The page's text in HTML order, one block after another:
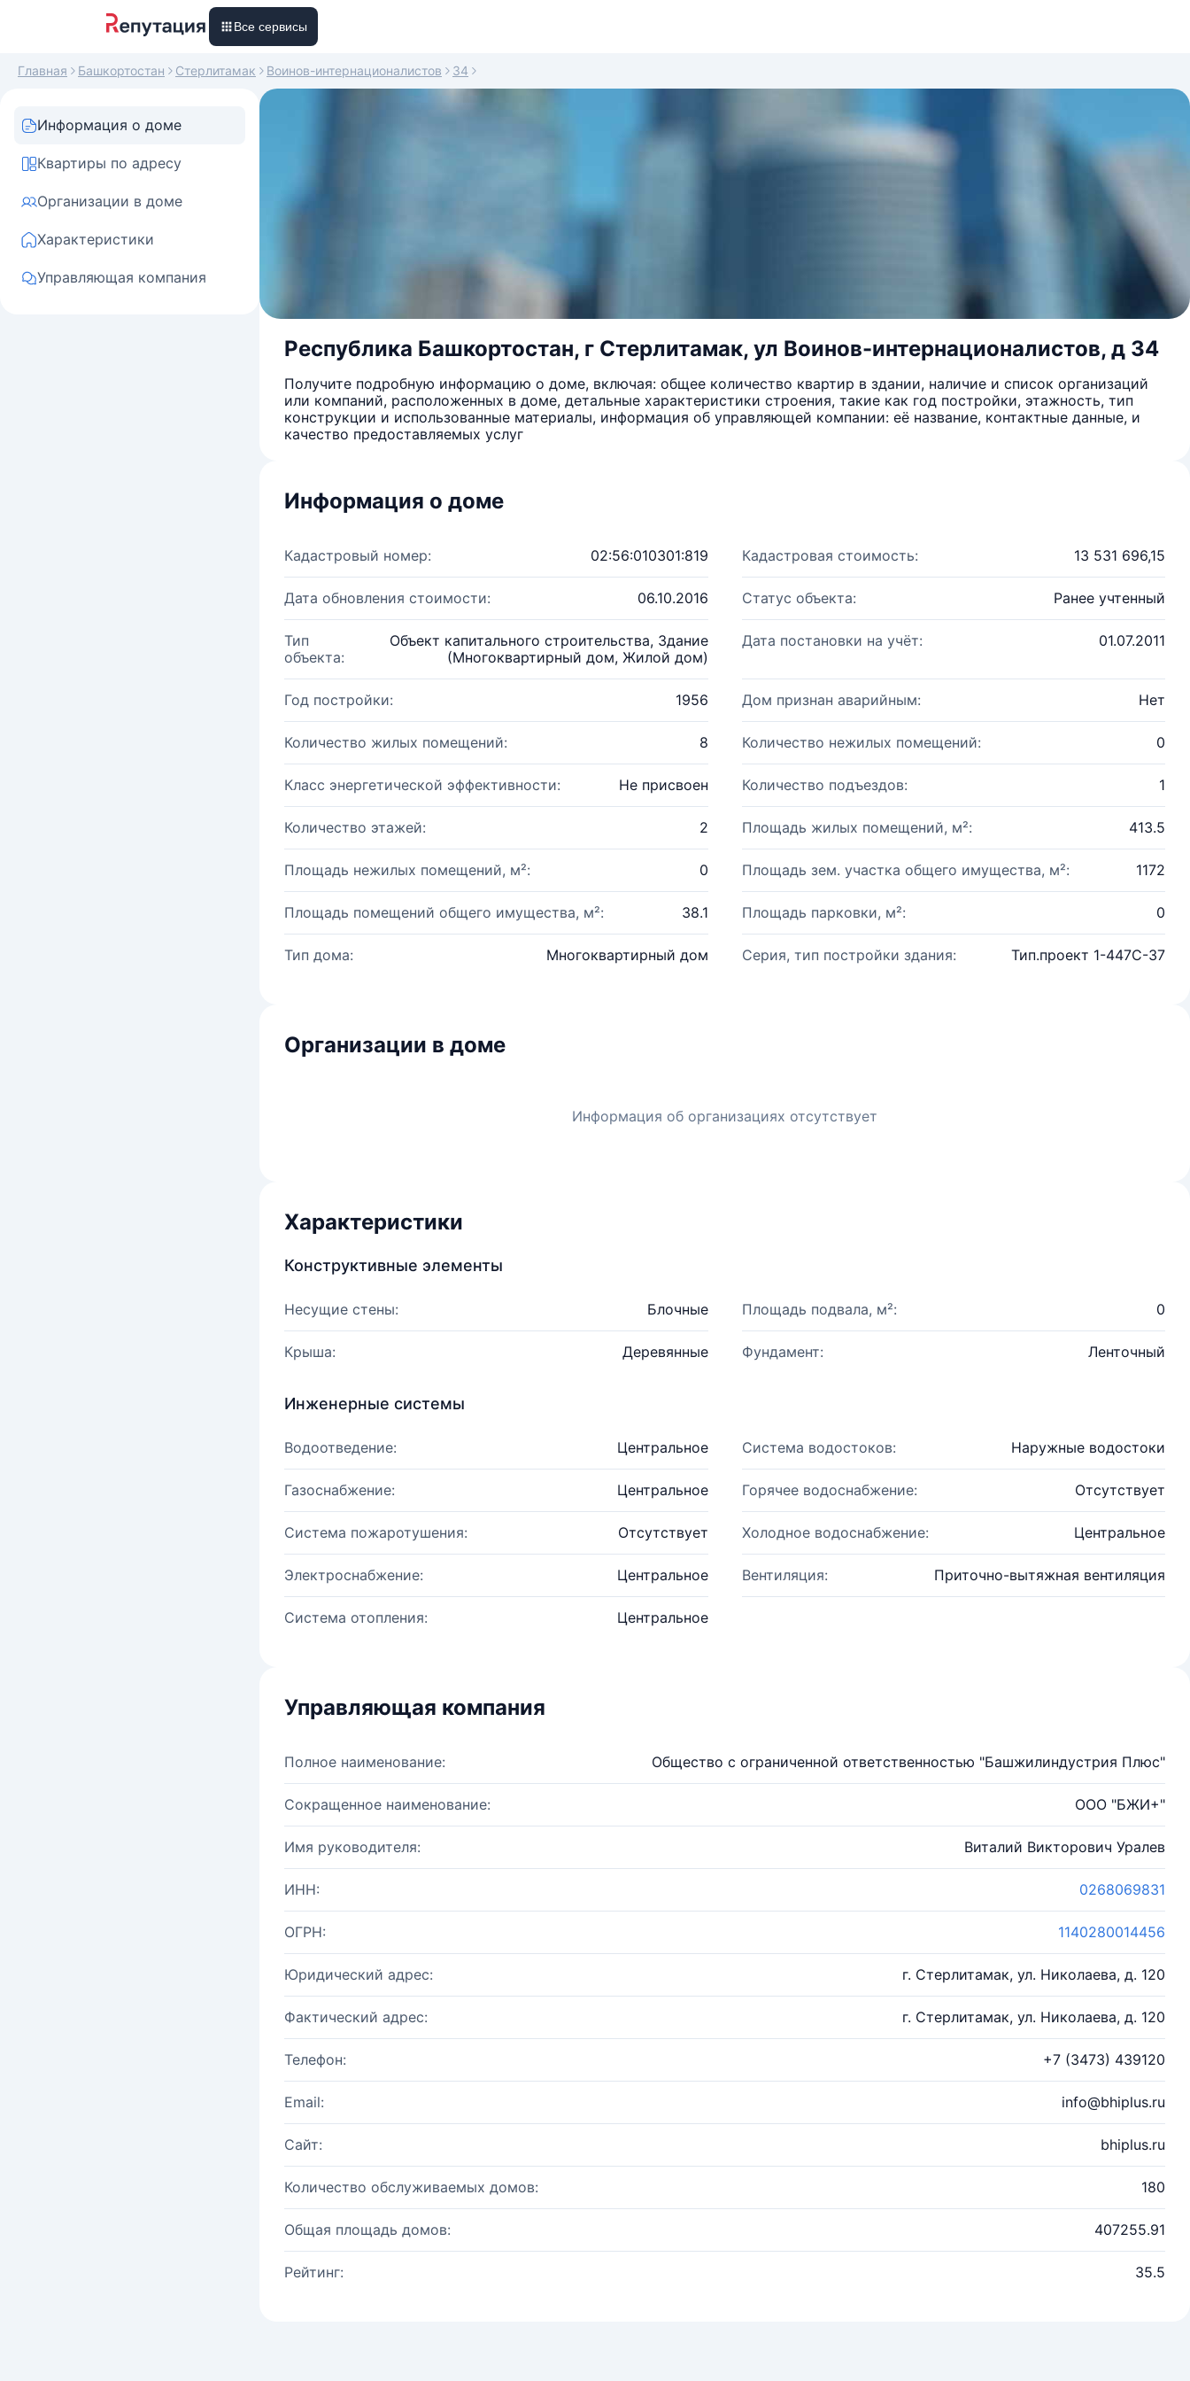
Все сервисы
Главная Башкортостан Стерлитамак Воинов-интернационалистов 34
Информация о доме
Квартиры по адресу
Организации в доме
Характеристики
Управляющая компания
Республика Башкортостан, г Стерлитамак, ул Воинов-интернационалистов, д 34
Получите подробную информацию о доме, включая: общее количество квартир в здании, наличие и список организаций
или компаний, расположенных в доме, детальные характеристики строения, такие как год постройки, этажность, тип
конструкции и использованные материалы, информация об управляющей компании: её название, контактные данные, и
качество предоставляемых услуг
Информация о доме
Кадастровый номер: 02:56:010301:819 Кадастровая стоимость: 13 531 696,15
Дата обновления стоимости: 06.10.2016 Статус объекта: Ранее учтенный
Тип
объекта:
Объект капитального строительства, Здание
(Многоквартирный дом, Жилой дом)
Дата постановки на учёт: 01.07.2011
Год постройки: 1956 Дом признан аварийным: Нет
Количество жилых помещений: 8 Количество нежилых помещений: 0
Класс энергетической эффективности: Не присвоен Количество подъездов: 1
Количество этажей: 2 Площадь жилых помещений, м²: 413.5
Площадь нежилых помещений, м²: 0 Площадь зем. участка общего имущества, м²: 1172
Площадь помещений общего имущества, м²: 38.1 Площадь парковки, м²: 0
Тип дома: Многоквартирный дом Серия, тип постройки здания: Тип.проект 1-447С-37
Организации в доме
Информация об организациях отсутствует
Характеристики
Конструктивные элементы
Несущие стены: Блочные Площадь подвала, м²: 0
Крыша: Деревянные Фундамент: Ленточный
Инженерные системы
Водоотведение: Центральное Система водостоков: Наружные водостоки
Газоснабжение: Центральное Горячее водоснабжение: Отсутствует
Система пожаротушения: Отсутствует Холодное водоснабжение: Центральное
Электроснабжение: Центральное Вентиляция: Приточно-вытяжная вентиляция
Система отопления: Центральное
Управляющая компания
Полное наименование: Общество с ограниченной ответственностью "Башжилиндустрия Плюс"
Сокращенное наименование: ООО "БЖИ+"
Имя руководителя: Виталий Викторович Уралев
ИНН: 0268069831
ОГРН: 1140280014456
Юридический адрес: г. Стерлитамак, ул. Николаева, д. 120
Фактический адрес: г. Стерлитамак, ул. Николаева, д. 120
Телефон: +7 (3473) 439120
Email: info@bhiplus.ru
Сайт: bhiplus.ru
Количество обслуживаемых домов: 180
Общая площадь домов: 407255.91
Рейтинг: 35.5